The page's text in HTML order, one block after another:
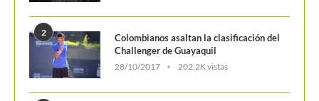
2
Colombianos asaltan la clasificación del
Challenger de Guayaquil
28/10/2017 202,2K vistas